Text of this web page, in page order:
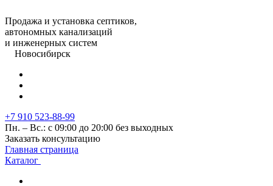
Продажа и установка септиков,
автономных канализаций
и инженерных систем
Новосибирск
+7 910 523-88-99
Пн. – Вс.: с 09:00 до 20:00 без выходных
Заказать консультацию
Главная страница
Каталог